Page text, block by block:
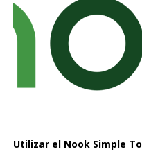
Utilizar el Nook Simple